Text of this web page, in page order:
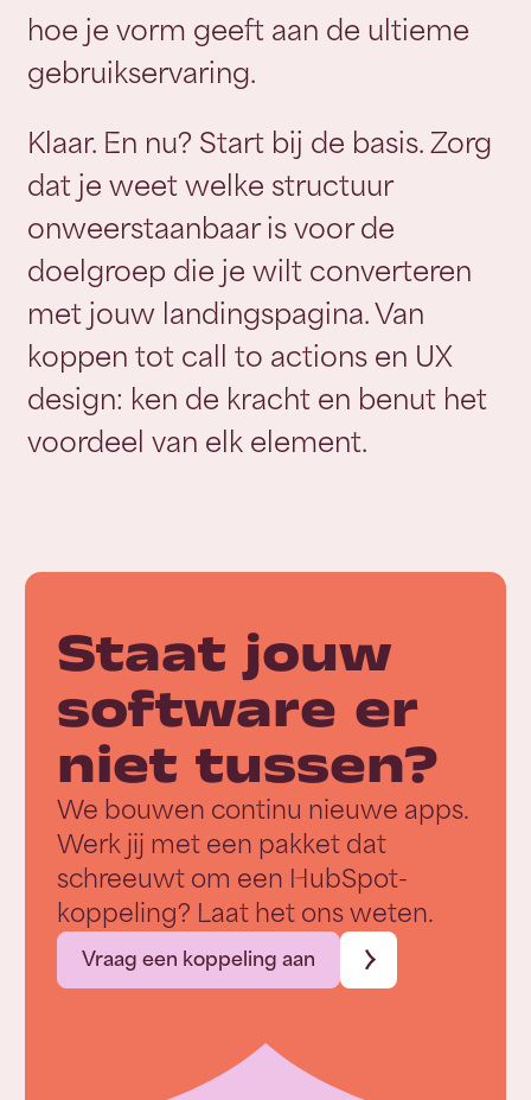
hoe je vorm geeft aan de ultieme
gebruikservaring.
Klaar. En nu? Start bij de basis. Zorg
dat je weet welke structuur
onweerstaanbaar is voor de
doelgroep die je wilt converteren
met jouw landingspagina. Van
koppen tot call to actions en UX
design: ken de kracht en benut het
voordeel van elk element.
Staat jouw
software er
niet tussen?
We bouwen continu nieuwe apps.
Werk jij met een pakket dat
schreeuwt om een HubSpot-
koppeling? Laat het ons weten.
Vraag een koppeling aan